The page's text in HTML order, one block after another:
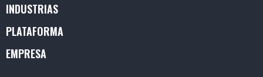
INDUSTRIAS
PLATAFORMA
EMPRESA